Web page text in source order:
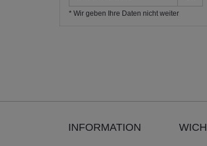
Mail
Adresse
* Wir geben Ihre Daten nicht weiter
INFORMATION